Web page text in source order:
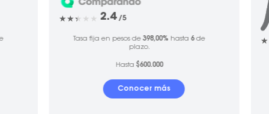
2.4 /5
Tasa fija en pesos de398,00% hasta 6de
plazo.
Hasta$600.000
Conocer más